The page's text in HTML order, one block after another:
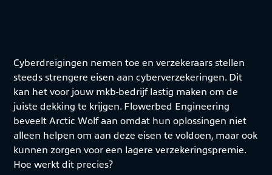
Cyberdreigingen nemen toe en verzekeraars stellen
steeds strengere eisen aan cyberverzekeringen. Dit
kan het voor jouw mkb-bedrijf lastig maken om de
juiste dekking te krijgen. Flowerbed Engineering
beveelt Arctic Wolf aan omdat hun oplossingen niet
alleen helpen om aan deze eisen te voldoen, maar ook
kunnen zorgen voor een lagere verzekeringspremie.
Hoe werkt dit precies?